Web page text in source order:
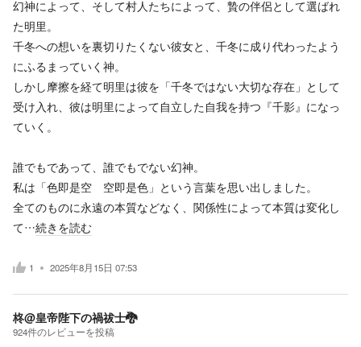
幻神によって、そして村人たちによって、贄の伴侶として選ばれ
た明里。
千冬への想いを裏切りたくない彼女と、千冬に成り代わったよう
にふるまっていく神。
しかし摩擦を経て明里は彼を「千冬ではない大切な存在」として
受け入れ、彼は明里によって自立した自我を持つ『千影』になっ
ていく。
誰でもであって、誰でもでない幻神。
私は「色即是空 空即是色」という言葉を思い出しました。
全てのものに永遠の本質などなく、関係性によって本質は変化し
て…続きを読む
1 2025年8月15日 07:53
柊@皇帝陛下の禍祓士🐉
924件のレビューを投稿